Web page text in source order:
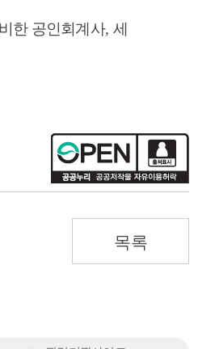
한 공인회계사, 세
목록